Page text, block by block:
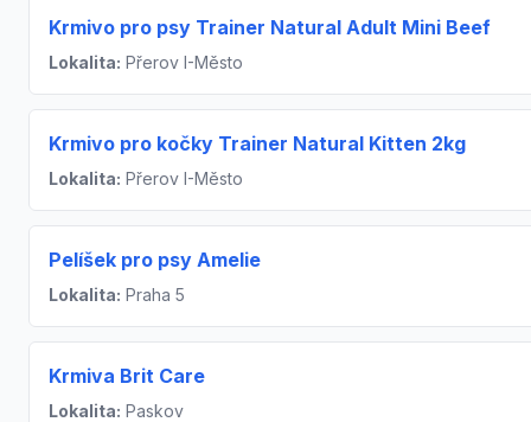
Krmivo pro psy Trainer Natural Adult Mini Beef
Lokalita: Přerov I-Město
Krmivo pro kočky Trainer Natural Kitten 2kg
Lokalita: Přerov I-Město
Pelíšek pro psy Amelie
Lokalita: Praha 5
Krmiva Brit Care
Lokalita: Paskov